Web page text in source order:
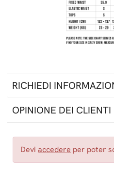
RICHIEDI
OPINIONE DEI CLIENTI
Deviaccedere per poter